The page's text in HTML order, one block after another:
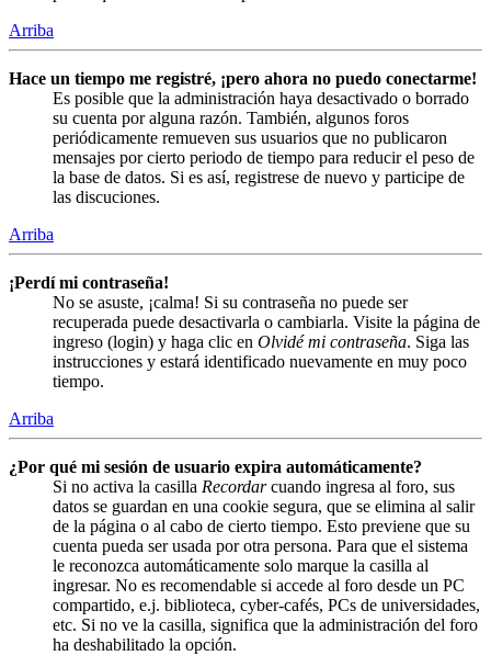
Arriba
Hace un tiempo me registré, ¡pero ahora no puedo conectarme!
Es posible que la administración haya desactivado o borrado
su cuenta por alguna razón. También, algunos foros
periódicamente remueven sus usuarios que no publicaron
mensajes por cierto periodo de tiempo para reducir el peso de
la base de datos. Si es así, registrese de nuevo y participe de
las discuciones.
Arriba
¡Perdí mi contraseña!
No se asuste, ¡calma! Si su contraseña no puede ser
recuperada puede desactivarla o cambiarla. Visite la página de
ingreso (login) y haga clic en Olvidé mi contraseña. Siga las
instrucciones y estará identificado nuevamente en muy poco
tiempo.
Arriba
¿Por qué mi sesión de usuario expira automáticamente?
Si no activa la casilla Recordarcuando ingresa al foro, sus
datos se guardan en una cookie segura, que se elimina al salir
de la página o al cabo de cierto tiempo. Esto previene que su
cuenta pueda ser usada por otra persona. Para que el sistema
le reconozca automáticamente solo marque la casilla al
ingresar. No es recomendable si accede al foro desde un PC
compartido, e.j. biblioteca, cyber-cafés, PCs de universidades,
etc. Si no ve la casilla, significa que la administración del foro
ha deshabilitado la opción.